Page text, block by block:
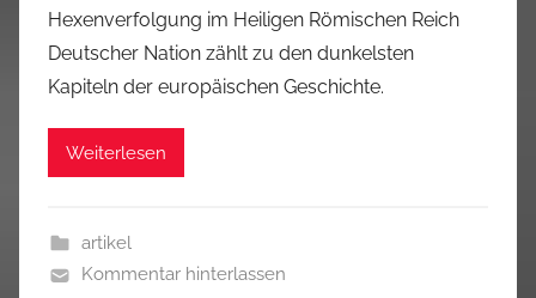
Hexenverfolgung im Heiligen Römischen Reich
Deutscher Nation zählt zu den dunkelsten
Kapiteln der europäischen Geschichte.
Weiterlesen
artikel
Kommentar hinterlassen